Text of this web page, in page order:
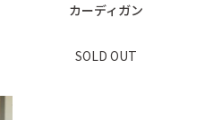
カーディガン
SOLD OUT